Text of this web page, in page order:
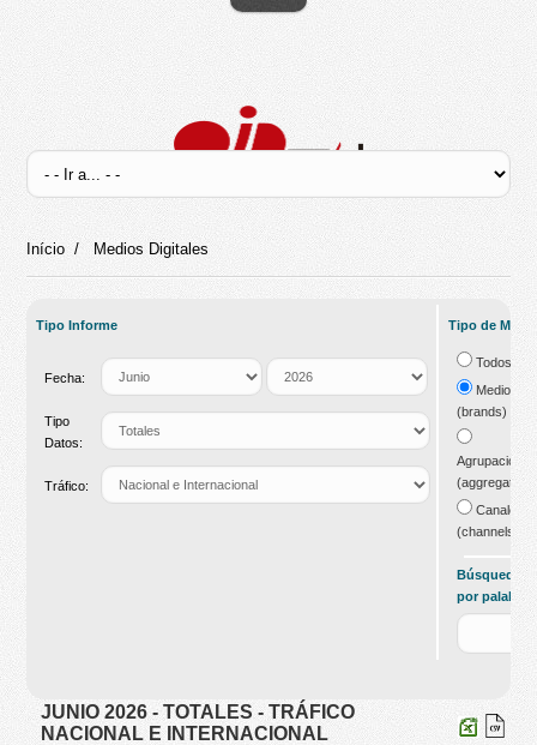
Início /Medios Digitales
Tipo Informe Tipo de
Fecha:
Tipo
Datos:
Tráfico:
Todos
Medios
(brands)
Agrupaciones
Canales
(channels)
Búsqueda
por palabras
JUNIO 2026 - TOTALES - TRÁFICO
NACIONAL E INTERNACIONAL